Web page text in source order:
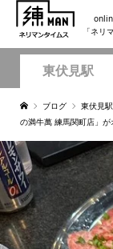
「ネリ
東伏見駅
ブログ 東伏見駅
の満牛萬 練馬関町店」が